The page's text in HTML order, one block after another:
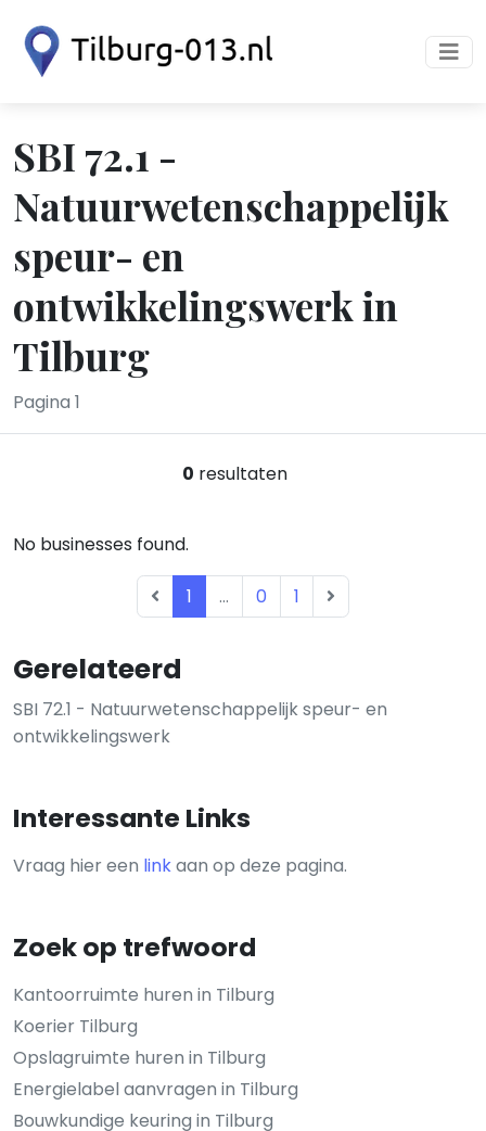
SBI 72.1 -
Natuurwetenschappelijk
speur- en
ontwikkelingswerk in
Tilburg
Pagina 1
Gerelateerd
SBI 72.1 - Natuurwetenschappelijk speur- en
ontwikkelingswerk
Interessante Links
Vraag hier een linkaan op deze pagina.
Zoek op trefwoord
Kantoorruimte huren in Tilburg
Koerier Tilburg
Opslagruimte huren in Tilburg
Energielabel aanvragen in Tilburg
Bouwkundige keuring in Tilburg
0 resultaten
No businesses found.
1 ... 0 1